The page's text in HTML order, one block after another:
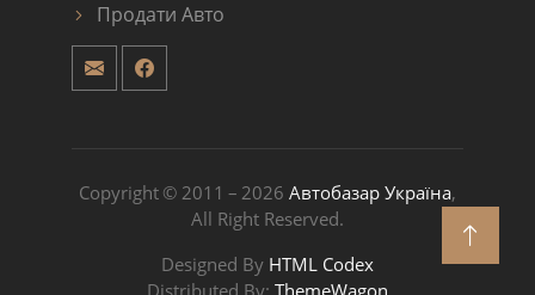
Продати Авто
Copyright © 2011 – 2026 Автобазар Україна,
All Right Reserved.
Designed By HTML Codex